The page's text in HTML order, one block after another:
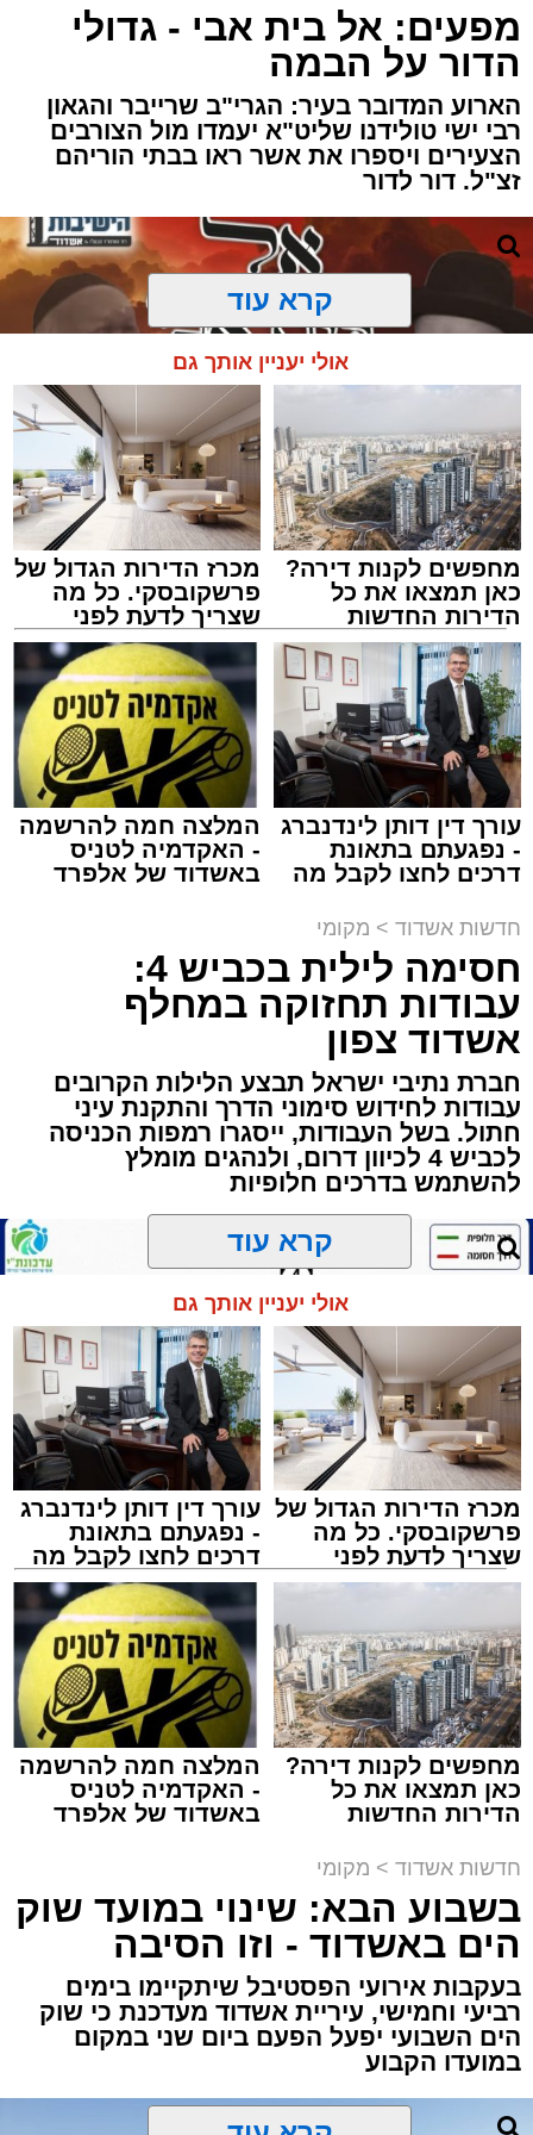
מפעים: אל בית אבי - גדולי
הדור על הבמה
הארוע המדובר בעיר: הגרי"ב שרייבר והגאון
רבי ישי טולידנו שליט"א יעמדו מול הצורבים
הצעירים ויספרו את אשר ראו בבתי הוריהם
זצ"ל. דור לדור
מעגלים
מנהל האתר / 20:31 06.08.26
תגים:הגרי"ב שרייבר מעגלים
ארוע שטרם היה כמותו: בשבוע הבא ביום ג'
יתכנסו המוני בחורי הישיבות שטרם החלו את זמן
'אלול', והם יזכו לשמוע את גדולי הדור, מרן הגרי"ב
שרייבר שליט"א והגאון רבי ישאי טולידנו שליט"א,
שבשעה נדירה של קורת רוח ישתפו את שומעיהם
באשר ראו וקיבלו בבתי הוריהם, הגאון רבי פנחס
שרייבר זצ"ל והגאון רבי ניסים טולידנו זצ"ל, כאשר
מטרתם של הדברים שישמעו היא לעורר הלבבות
ולהחדיר אהבת אמת לתורה.
הארוע, במסגרת ארועי 'מעגלים', יתקיים בבית
הכנסת 'חניכי הישיבות' רובע ג', ביום שלישי הקרוב
לאחר הארוע יתקיים רב שיח וכן פלפול תלמודי
בריתחא דאורייתא בעומקא דשמעתתא.
מעוניינים להגיב? לדווח ? צרו איתנו קשר במייל -
קרא עוד
אולי יעניין אותך גם
מחפשים לקנות דירה?
כאן תמצאו את כל
הדירות החדשות
למכירה באשדוד >>>
מכרז הדירות הגדול של
פרשקובסקי. כל מה
שצריך לדעת לפני
שמגישים הצעה לדירה
באשדוד
עורך דין דותן לינדנברג
- נפגעתם בתאונת
דרכים לחצו לקבל מה
המלצה חמה להרשמה
- האקדמיה לטניס
באשדוד של אלפרד
חדשות אשדוד > מקומי
חסימה לילית בכביש 4:
עבודות תחזוקה במחלף
אשדוד צפון
חברת נתיבי ישראל תבצע הלילות הקרובים
עבודות לחידוש סימוני הדרך והתקנת עיני
חתול. בשל העבודות, ייסגרו רמפות הכניסה
לכביש 4 לכיוון דרום, ולנהגים מומלץ
להשתמש בדרכים חלופיות
נתיבי ישראל
מערכת האתר / 18:19 06.08.26
תגים:אשדוד , נתיבי ישראל
חברת "נתיבי ישראל" הודיעה על ביצוע עבודות
תחזוקה ליליות במחלף אשדוד צפון שיימשכו
במשך שני לילות, בימים ראשון ושני, ה-9 וה-10
באוגוסט 2026, בין השעות 23:00 בלילה ועד
05:00 בבוקר למחרת.
העבודות מבוצעות כחלק מפעולות שוטפות
לחידוש סימוני הדרך והתקנת עיני חתול, במטרה
קרא עוד
אולי יעניין אותך גם
מכרז הדירות הגדול של
פרשקובסקי. כל מה
שצריך לדעת לפני
שמגישים הצעה לדירה
עורך דין דותן לינדנברג
- נפגעתם בתאונת
דרכים לחצו לקבל מה
שמגיע לכם
מחפשים לקנות דירה?
כאן תמצאו את כל
הדירות החדשות
המלצה חמה להרשמה
- האקדמיה לטניס
באשדוד של אלפרד
חדשות אשדוד > מקומי
בשבוע הבא: שינוי במועד שוק
הים באשדוד - וזו הסיבה
בעקבות אירועי הפסטיבל שיתקיימו בימים
רביעי וחמישי, עיריית אשדוד מעדכנת כי שוק
הים השבועי יפעל הפעם ביום שני במקום
במועדו הקבוע